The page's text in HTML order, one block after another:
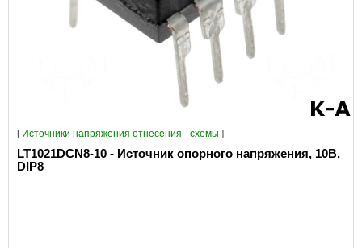
[ Источники напряжения отнесения - схемы ]
LT1021DCN8-10 - Источник опорного напряжения, 10В,
DIP8